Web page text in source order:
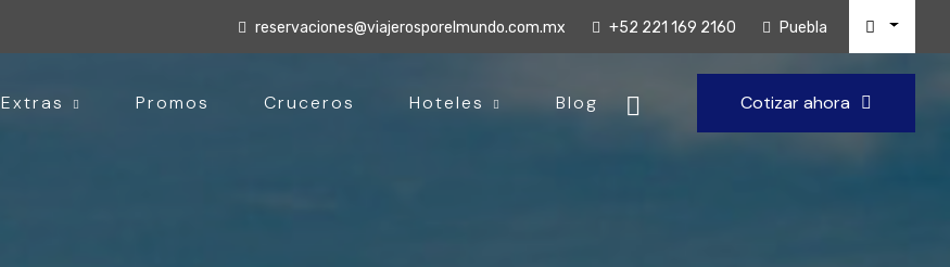
reservaciones@viajerosporelmundo.com.mx +52 221 169 2160 Puebla
Extras Promos Cruceros Hoteles Blog Cotizar ahora